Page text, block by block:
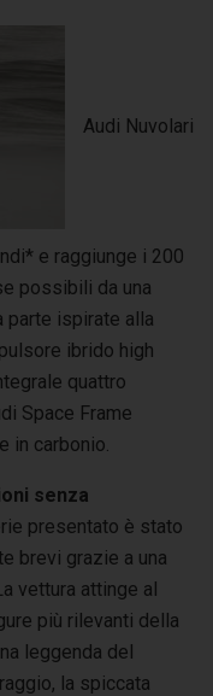
Audi Nuvolari
e raggiunge i 200
possibili da una
parte ispirate alla
ibrido high
quattro
Space Frame
in carbonio.
senza
presentato è stato
brevi grazie a una
vettura attinge al
più rilevanti della
leggenda del
la spiccata